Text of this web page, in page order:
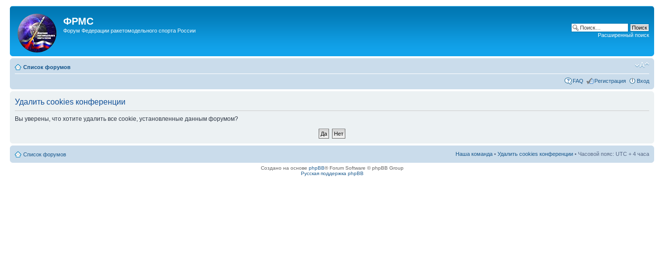
ФРМС
Форум Федерации ракетомодельного спорта России
Расширенный поиск
Список форумов
FAQ Регистрация Вход
Удалить cookies конференции
Вы уверены, что хотите удалить все cookie, установленные данным форумом?
Список форумов Наша команда • Удалить cookies конференции • Часовой пояс: UTC + 4 часа
Создано на основе phpBB® Forum Software © phpBB Group
Русская поддержка phpBB